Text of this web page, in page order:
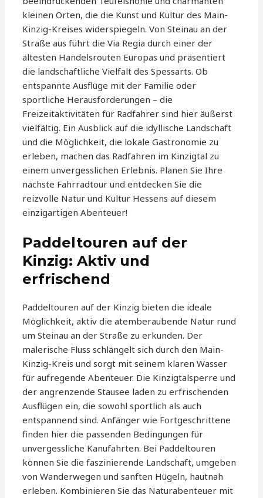
kleinen Orten, die die Kunst und Kultur des Main-
Kinzig-Kreises widerspiegeln. Von Steinau an der
Straße aus führt die Via Regia durch einer der
ältesten Handelsrouten Europas und präsentiert
die landschaftliche Vielfalt des Spessarts. Ob
entspannte Ausflüge mit der Familie oder
sportliche Herausforderungen – die
Freizeitaktivitäten für Radfahrer sind hier äußerst
vielfältig. Ein Ausblick auf die idyllische Landschaft
und die Möglichkeit, die lokale Gastronomie zu
erleben, machen das Radfahren im Kinzigtal zu
einem unvergesslichen Erlebnis. Planen Sie Ihre
nächste Fahrradtour und entdecken Sie die
reizvolle Natur und Kultur Hessens auf diesem
einzigartigen Abenteuer!
Paddeltouren auf der
Kinzig: Aktiv und
erfrischend
Paddeltouren auf der Kinzig bieten die ideale
Möglichkeit, aktiv die atemberaubende Natur rund
um Steinau an der Straße zu erkunden. Der
malerische Fluss schlängelt sich durch den Main-
Kinzig-Kreis und sorgt mit seinem klaren Wasser
für aufregende Abenteuer. Die Kinzigtalsperre und
der angrenzende Stausee laden zu erfrischenden
Ausflügen ein, die sowohl sportlich als auch
entspannend sind. Anfänger wie Fortgeschrittene
finden hier die passenden Bedingungen für
unvergessliche Kanufahrten. Bei Paddeltouren
können Sie die faszinierende Landschaft, umgeben
von Wanderwegen und sanften Hügeln, hautnah
erleben. Kombinieren Sie das Naturabenteuer mit